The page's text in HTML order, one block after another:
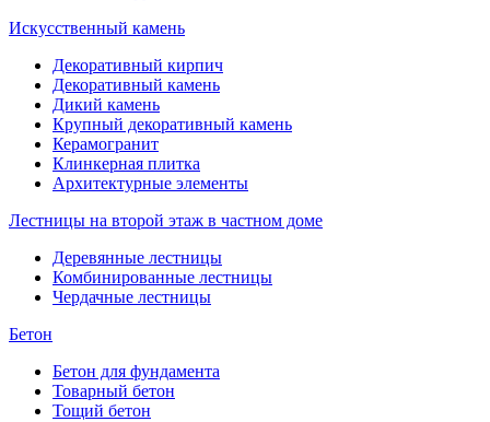
Искусственный камень
Декоративный кирпич
Декоративный камень
Дикий камень
Крупный декоративный камень
Керамогранит
Клинкерная плитка
Архитектурные элементы
Лестницы на второй этаж в частном доме
Деревянные лестницы
Комбинированные лестницы
Чердачные лестницы
Бетон
Бетон для фундамента
Товарный бетон
Тощий бетон